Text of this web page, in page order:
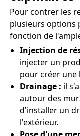
Pour contrer les
plusieurs options
fonction de
Injection de
injecter un
pour créer une
Drainage : il
autour des
d'installer un
l'extérieur.
Pose d'une